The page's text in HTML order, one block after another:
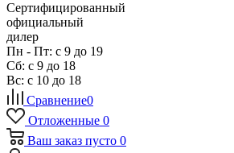
Сертифицированный
официальный
дилер
Пн - Пт: с 9 до 19
Сб: с 9 до 18
Вс: с 10 до 18
Сравнение0
Отложенные 0
Ваш заказ пусто 0